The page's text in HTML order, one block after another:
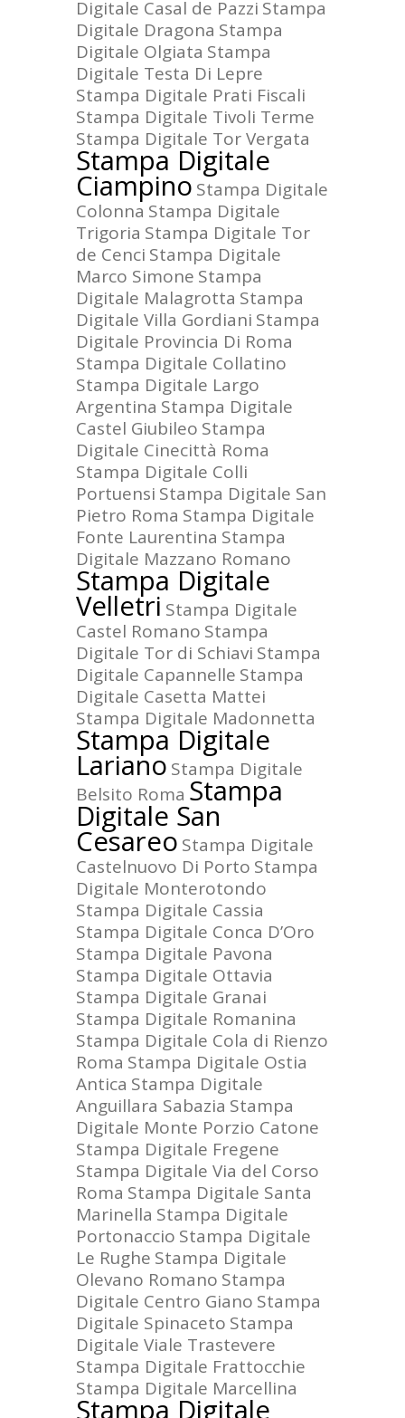
Digitale Casal de Pazzi Stampa
Digitale Dragona Stampa
Digitale Olgiata Stampa
Digitale Testa Di Lepre
Stampa Digitale Prati Fiscali
Stampa Digitale Tivoli Terme
Stampa Digitale Tor Vergata
Stampa Digitale
Ciampino Stampa Digitale
Colonna Stampa Digitale
Trigoria Stampa Digitale Tor
de Cenci Stampa Digitale
Marco Simone Stampa
Digitale Malagrotta Stampa
Digitale Villa Gordiani Stampa
Digitale Provincia Di Roma
Stampa Digitale Collatino
Stampa Digitale Largo
Argentina Stampa Digitale
Castel Giubileo Stampa
Digitale Cinecittà Roma
Stampa Digitale Colli
Portuensi Stampa Digitale San
Pietro Roma Stampa Digitale
Fonte Laurentina Stampa
Digitale Mazzano Romano
Stampa Digitale
Velletri Stampa Digitale
Castel Romano Stampa
Digitale Tor di Schiavi Stampa
Digitale Capannelle Stampa
Digitale Casetta Mattei
Stampa Digitale Madonnetta
Stampa Digitale
Lariano Stampa Digitale
Belsito Roma Stampa
Digitale San
Cesareo Stampa Digitale
Castelnuovo Di Porto Stampa
Digitale Monterotondo
Stampa Digitale Cassia
Stampa Digitale Conca D’Oro
Stampa Digitale Pavona
Stampa Digitale Ottavia
Stampa Digitale Granai
Stampa Digitale Romanina
Stampa Digitale Cola di Rienzo
Roma Stampa Digitale Ostia
Antica Stampa Digitale
Anguillara Sabazia Stampa
Digitale Monte Porzio Catone
Stampa Digitale Fregene
Stampa Digitale Via del Corso
Roma Stampa Digitale Santa
Marinella Stampa Digitale
Portonaccio Stampa Digitale
Le Rughe Stampa Digitale
Olevano Romano Stampa
Digitale Centro Giano Stampa
Digitale Spinaceto Stampa
Digitale Viale Trastevere
Stampa Digitale Frattocchie
Stampa Digitale Marcellina
Stampa Digitale